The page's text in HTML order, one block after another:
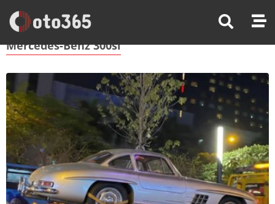
Trang Chủ Mercedes-Benz 300sl
Mercedes-Benz 300sl